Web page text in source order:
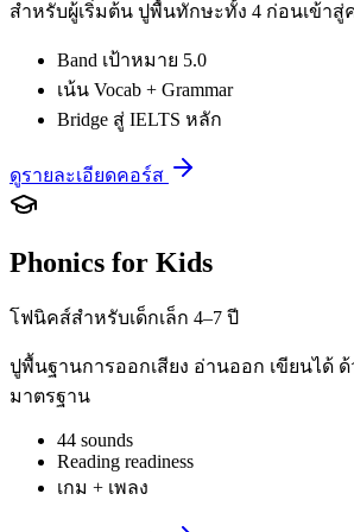
สำหรับผู้เริ่มต้น ปูพื้นทักษะทั้ง 4 ก่อนเข้าสู่
Band เป้าหมาย 5.0
เน้น Vocab + Grammar
Bridge สู่ IELTS หลัก
ดูรายละเอียดคอร์ส
Phonics for Kids
โฟนิคส์สำหรับเด็กเล็ก 4–7 ปี
ปูพื้นฐานการออกเสียง อ่านออก เขียนได้ ด้
มาตรฐาน
44 sounds
Reading readiness
เกม + เพลง